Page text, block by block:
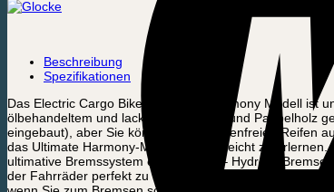
Beschreibung
Spezifikationen
Das Electric Cargo Bike – Ultimate Harmony Modell ist
ölbehandeltem und lackiertem Birken- und Pappelholz
eingebaut), aber Sie können Ihre pannenfreien Reifen
das Ultimate Harmony-Modell extrem leicht zu
ultimative Bremssystem entschieden – Hydrolic-
der Fahrräder perfekt zu machen. Man könnte meinen,